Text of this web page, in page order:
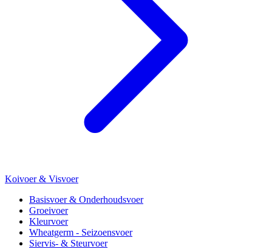
Koivoer & Visvoer
Basisvoer & Onderhoudsvoer
Groeivoer
Kleurvoer
Wheatgerm - Seizoensvoer
Siervis- & Steurvoer